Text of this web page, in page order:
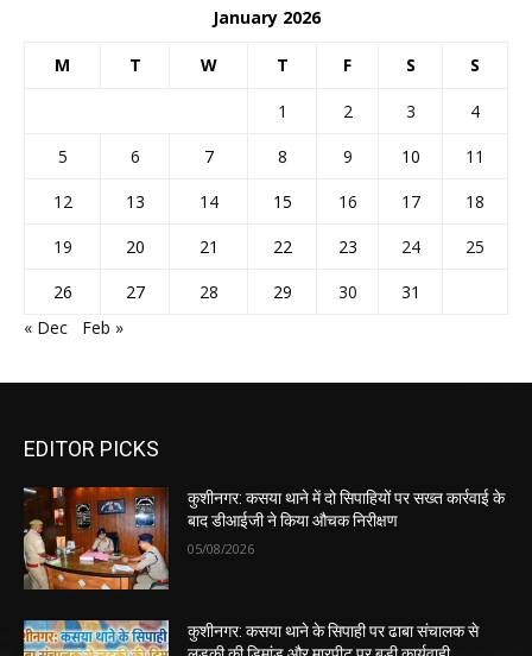
January 2026
M T W T F S S
1 2 3
4
5
6 7 8 9 10
11
12
13 14 15 16 17
18
19
20 21 22 23 24
25
26
27 28 29 30
31
« Dec
Feb »
EDITOR PICKS
कुशीनगर: कसया थाने में दो सिपाहियों पर सख्त कार्रवाई के
बाद डीआईजी ने किया औचक निरीक्षण
05/08/2026
कुशीनगर: कसया थाने के सिपाही पर ढाबा संचालक से